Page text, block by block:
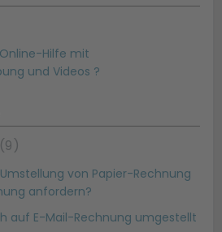
Hilfe mit
und Videos ?
9
von Papier-Rechnung
anfordern?
auf E-Mail-Rechnung umgestellt